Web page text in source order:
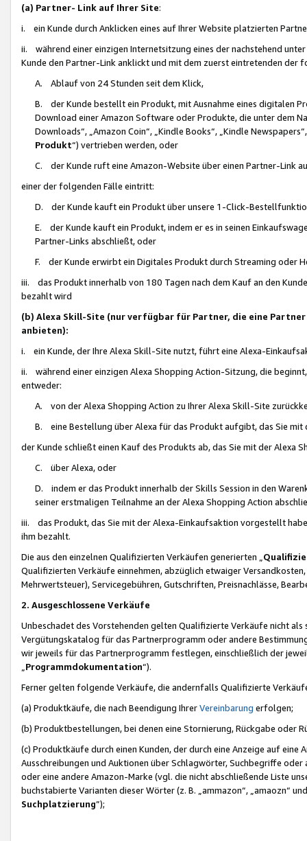
(a) Partner- Link auf Ihrer Site:
i. ein Kunde durch Anklicken eines auf Ihrer Website platzierten
ii. während einer einzigen Internetsitzung eines der nachstehend
Kunde den Partner-Link anklickt und mit dem zuerst eintretenden der
A. Ablauf von 24 Stunden seit dem Klick,
B. der Kunde bestellt ein Produkt, mit Ausnahme eines digitalen
Download einer Amazon Software oder Produkte, die unter dem
Downloads“, „Amazon Coin“, „Kindle Books“, „Kindle
Produkt“) vertrieben werden, oder
C. der Kunde ruft eine Amazon-Website über einen Partner-Link
einer der folgenden Fälle eintritt:
D. der Kunde kauft ein Produkt über unsere 1-Click-
E. der Kunde kauft ein Produkt, indem er es in seinen
Partner-Links abschließt, oder
F. der Kunde erwirbt ein Digitales Produkt durch Streaming oder
iii. das Produkt innerhalb von 180 Tagen nach dem Kauf an den
bezahlt wird
(b) Alexa Skill-Site (nur verfügbar für Partner, die eine
anbieten):
i. ein Kunde, der Ihre Alexa Skill-Site nutzt, führt eine Alexa-
ii. während einer einzigen Alexa Shopping Action-Sitzung, die
entweder:
A. von der Alexa Shopping Action zu Ihrer Alexa Skill-Site
B. eine Bestellung über Alexa für das Produkt aufgibt, das Sie mit
der Kunde schließt einen Kauf des Produkts ab, das Sie mit der Alexa
C. über Alexa, oder
D. indem er das Produkt innerhalb der Skills Session in den
seiner erstmaligen Teilnahme an der Alexa Shopping Action
iii. das Produkt, das Sie mit der Alexa-Einkaufsaktion vorgestellt
ihm bezahlt.
Die aus den einzelnen Qualifizierten Verkäufen generierten „
Qualifizierten Verkäufe einnehmen, abzüglich etwaiger
Mehrwertsteuer), Servicegebühren, Gutschriften, Preisnachlässe,
2. Ausgeschlossene Verkäufe
Unbeschadet des Vorstehenden gelten Qualifizierte Verkäufe nicht
Vergütungskatalog für das Partnerprogramm oder andere
wir jeweils für das Partnerprogramm festlegen, einschließlich der
Programmdokumentation“).
Ferner gelten folgende Verkäufe, die andernfalls Qualifizierte
(a) Produktkäufe, die nach Beendigung IhrerVereinbarung erfolgen;
(b) Produktbestellungen, bei denen eine Stornierung, Rückgabe oder
(c) Produktkäufe durch einen Kunden, der durch eine Anzeige auf
Ausschreibungen und Auktionen über Schlagwörter, Suchbegriffe
oder eine andere Amazon-Marke (vgl. die nicht abschließende Liste
buchstabierte Varianten dieser Wörter (z. B. „ammazon“, „amaozn“
Suchplatzierung”);